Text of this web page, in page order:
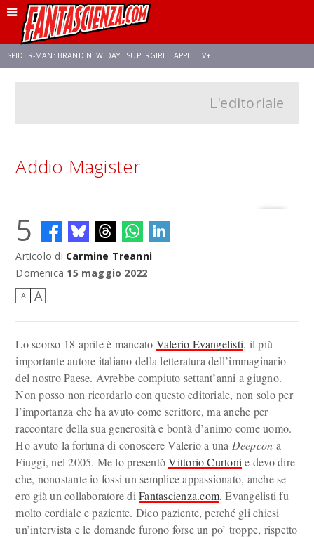
SPIDER-MAN: BRAND NEW DAY SUPERGIRL APPLE TV+
AVENGERS: DOOMSDAY
L'editoriale
Addio Magister
5
Articolo di Carmine Treanni
Domenica 15 maggio 2022
A A
Lo scorso 18 aprile è mancato Valerio Evangelisti, il più
importante autore italiano della letteratura dell’immaginario
del nostro Paese. Avrebbe compiuto settant’anni a giugno.
Non posso non ricordarlo con questo editoriale, non solo per
l’importanza che ha avuto come scrittore, ma anche per
raccontare della sua generosità e bontà d’animo come uomo.
Ho avuto la fortuna di conoscere Valerio a una Deepcon a
Fiuggi, nel 2005. Me lo presentòVittorio Curtoni e devo dire
che, nonostante io fossi un semplice appassionato, anche se
ero già un collaboratore diFantascienza.com, Evangelisti fu
molto cordiale e paziente. Dico paziente, perché gli chiesi
un’intervista e le domande furono forse un po’ troppe, rispetto